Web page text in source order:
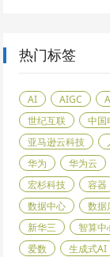
热门标签
AI AIGC
世纪互联
中国
亚马逊云科技
华为
华为云
宏杉科技
容器
数据中心
数据
新华三
智算中
爱数
生成式AI